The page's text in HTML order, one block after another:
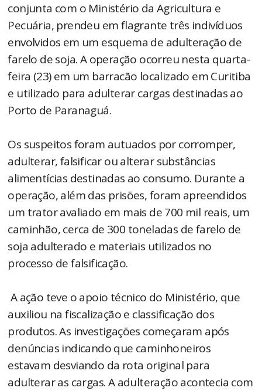
conjunta com o Ministério da Agricultura e
Pecuária, prendeu em flagrante três indivíduos
envolvidos em um esquema de adulteração de
farelo de soja. A operação ocorreu nesta quarta-
feira (23) em um barracão localizado em Curitiba
e utilizado para adulterar cargas destinadas ao
Porto de Paranaguá.
Os suspeitos foram autuados por corromper,
adulterar, falsificar ou alterar substâncias
alimentícias destinadas ao consumo. Durante a
operação, além das prisões, foram apreendidos
um trator avaliado em mais de 700 mil reais, um
caminhão, cerca de 300 toneladas de farelo de
soja adulterado e materiais utilizados no
processo de falsificação.
A ação teve o apoio técnico do Ministério, que
auxiliou na fiscalização e classificação dos
produtos. As investigações começaram após
denúncias indicando que caminhoneiros
estavam desviando da rota original para
adulterar as cargas. A adulteração acontecia com